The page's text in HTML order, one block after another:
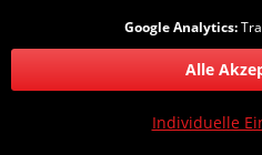
— beruhenden Entscheidung
gegenüber rechtliche Wirkung
Weise erheblich beeinträchtigt,
der betroffenen Person und
Google Analytics:
Individuelle
Alle